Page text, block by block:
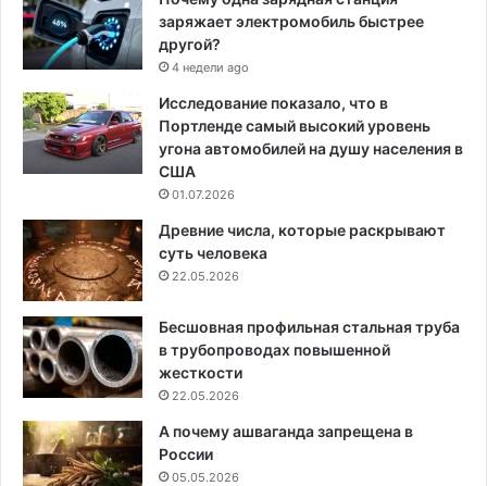
заряжает электромобиль быстрее
другой?
4 недели ago
Исследование показало, что в
Портленде самый высокий уровень
угона автомобилей на душу населения в
США
01.07.2026
Древние числа, которые раскрывают
суть человека
22.05.2026
Бесшовная профильная стальная труба
в трубопроводах повышенной
жесткости
22.05.2026
А почему ашваганда запрещена в
России
05.05.2026